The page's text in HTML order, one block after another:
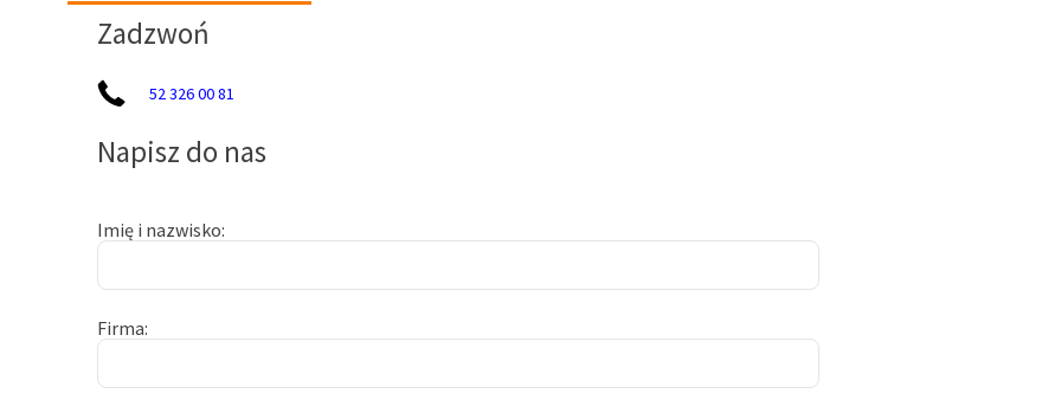
Zadzwoń
52 326 00 81
Napisz do nas
Imię i nazwisko
Firma